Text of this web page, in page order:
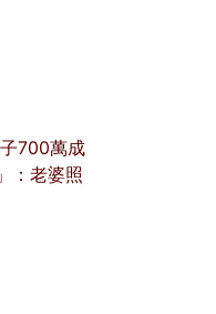
700萬成
：老婆照